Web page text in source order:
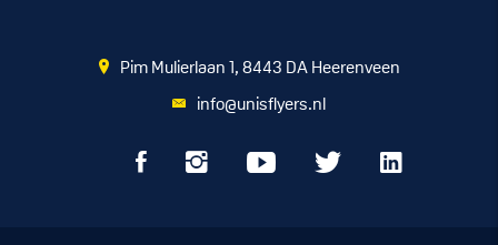
Pim Mulierlaan 1, 8443 DA Heerenveen
info@unisflyers.nl